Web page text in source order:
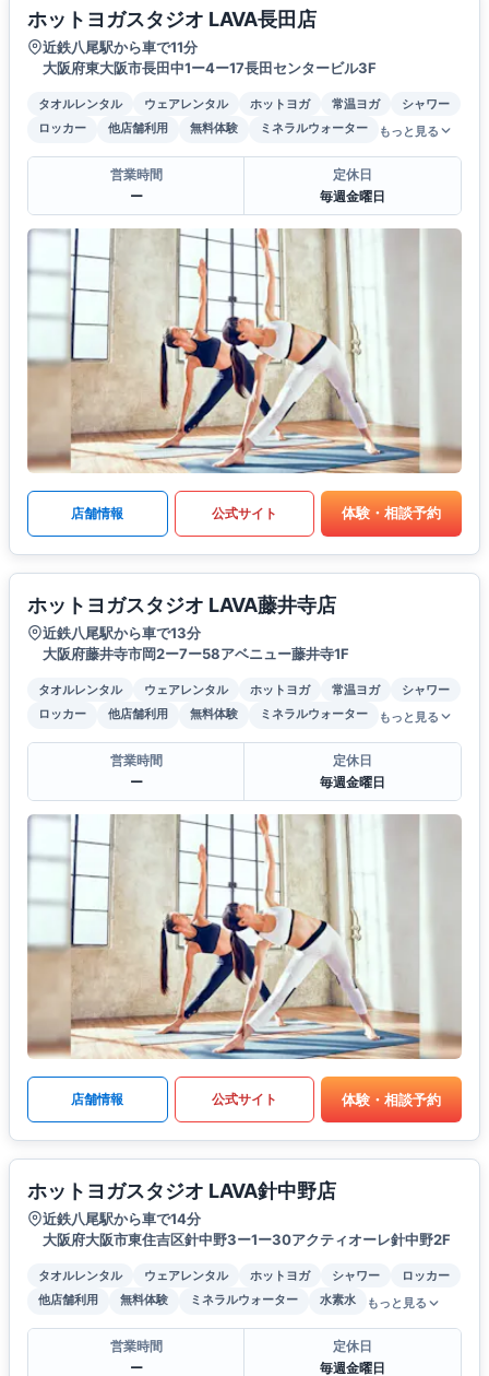
ホットヨガスタジオ LAVA長田店
近鉄八尾駅から車で11分
大阪府東大阪市長田中1ー4ー17長田センタービル3F
タオルレンタル ウェアレンタル ホットヨガ 常温ヨガ
シャワー
ロッカー
他店舗利用 無料体験 ミネラルウォーター もっと見る
営業時間
ー
定休日
毎週金曜日
店舗情報 公式サイト 体験・相談予約
ホットヨガスタジオ LAVA藤井寺店
近鉄八尾駅から車で13分
大阪府藤井寺市岡2ー7ー58アベニュー藤井寺1F
タオルレンタル ウェアレンタル ホットヨガ 常温ヨガ
シャワー
ロッカー
他店舗利用 無料体験 ミネラルウォーター もっと見る
営業時間
ー
定休日
毎週金曜日
店舗情報 公式サイト 体験・相談予約
ホットヨガスタジオ LAVA針中野店
近鉄八尾駅から車で14分
大阪府大阪市東住吉区針中野3ー1ー30アクティオーレ針中野2F
タオルレンタル ウェアレンタル ホットヨガ シャワー
ロッカー
他店舗利用
無料体験 ミネラルウォーター 水素水 もっと見る
営業時間
ー
定休日
毎週金曜日